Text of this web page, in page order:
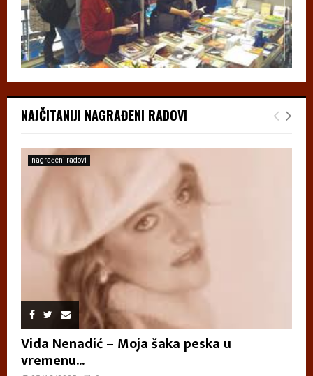
NAJČITANIJI NAGRAĐENI RADOVI
nagrađeni radovi
Vida Nenadić – Moja šaka peska u
vremenu...